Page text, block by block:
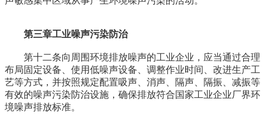
第三章工业噪声污染防治
第十二条向周围环境排放噪声的工业企业，应当通过合理
布局固定设备、使用低噪声设备、调整作业时间、改进生产工
艺等方式，并按照规定配置吸声、消声、隔声、隔振、减振等
有效的噪声污染防治设施，确保排放符合国家工业企业厂界环
境噪声排放标准。